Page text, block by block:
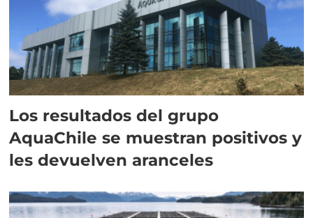
Los resultados del grupo
AquaChile se muestran positivos y
les devuelven aranceles